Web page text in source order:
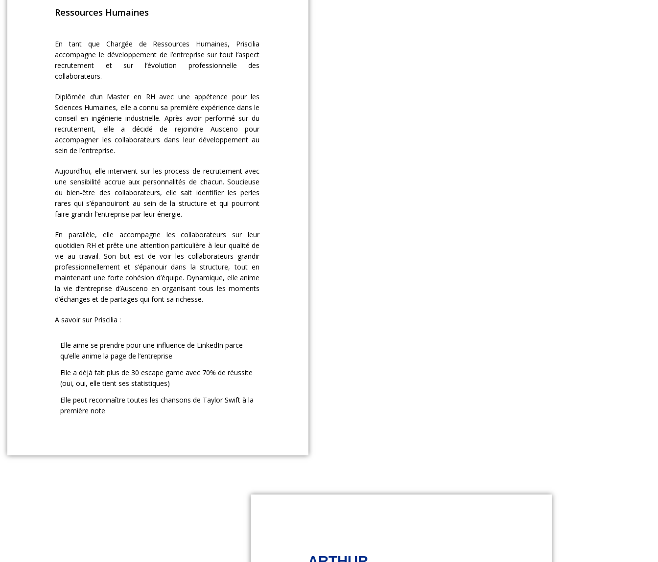
Ressources Humaines
En tant que Chargée de Ressources Humaines, Priscilia
accompagne le développement de l’entreprise sur tout l’aspect
recrutement et sur l’évolution professionnelle des
collaborateurs.
Diplômée d’un Master en RH avec une appétence pour les
Sciences Humaines, elle a connu sa première expérience dans le
conseil en ingénierie industrielle. Après avoir performé sur du
recrutement, elle a décidé de rejoindre Ausceno pour
accompagner les collaborateurs dans leur développement au
sein de l’entreprise.
Aujourd’hui, elle intervient sur les process de recrutement avec
une sensibilité accrue aux personnalités de chacun. Soucieuse
du bien-être des collaborateurs, elle sait identifier les perles
rares qui s’épanouiront au sein de la structure et qui pourront
faire grandir l’entreprise par leur énergie.
En parallèle, elle accompagne les collaborateurs sur leur
quotidien RH et prête une attention particulière à leur qualité de
vie au travail. Son but est de voir les collaborateurs grandir
professionnellement et s’épanouir dans la structure, tout en
maintenant une forte cohésion d’équipe. Dynamique, elle anime
la vie d’entreprise d’Ausceno en organisant tous les moments
d’échanges et de partages qui font sa richesse.
A savoir sur Priscilia :
Elle aime se prendre pour une influence de LinkedIn parce
qu’elle anime la page de l’entreprise
Elle a déjà fait plus de 30 escape game avec 70% de réussite
(oui, oui, elle tient ses statistiques)
Elle peut reconnaître toutes les chansons de Taylor Swift à la
première note